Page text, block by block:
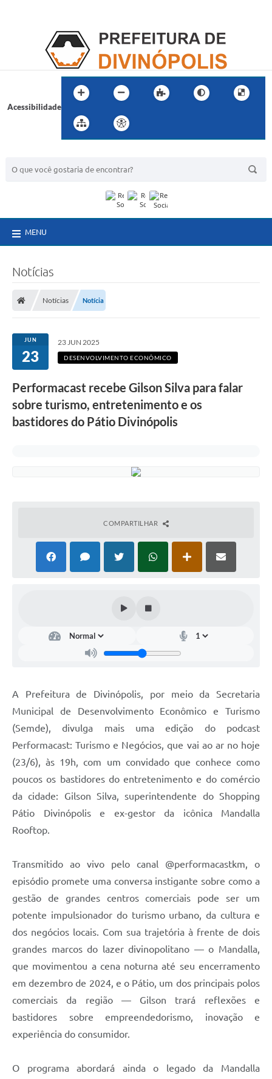
Acessibilidade
MENU
Notícias
Notícias Notícia
JUN
23
23 JUN 2025
DESENVOLVIMENTO ECONÔMICO
Performacast recebe Gilson Silva para falar
sobre turismo, entretenimento e os
bastidores do Pátio Divinópolis
COMPARTILHAR
A Prefeitura de Divinópolis, por meio da Secretaria
Municipal de Desenvolvimento Econômico e Turismo
(Semde), divulga mais uma edição do podcast
Performacast: Turismo e Negócios, que vai ao ar no hoje
(23/6), às 19h, com um convidado que conhece como
poucos os bastidores do entretenimento e do comércio
da cidade: Gilson Silva, superintendente do Shopping
Pátio Divinópolis e ex-gestor da icônica Mandalla
Rooftop.
Transmitido ao vivo pelo canal @performacastkm, o
episódio promete uma conversa instigante sobre como a
gestão de grandes centros comerciais pode ser um
potente impulsionador do turismo urbano, da cultura e
dos negócios locais. Com sua trajetória à frente de dois
grandes marcos do lazer divinopolitano — o Mandalla,
que movimentou a cena noturna até seu encerramento
em dezembro de 2024, e o Pátio, um dos principais polos
comerciais da região — Gilson trará reflexões e
bastidores sobre empreendedorismo, inovação e
experiência do consumidor.
O programa abordará ainda o legado da Mandalla